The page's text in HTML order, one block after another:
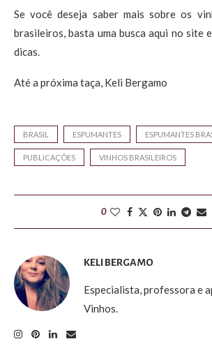
Se você deseja saber mais sobre os
brasileiros, basta uma busca aqui no site
dicas.
Até a próxima taça, Keli Bergamo
BRASIL ESPUMANTES ESPUMANTES
PUBLICAÇÕES VINHOS BRASILEIROS
0
KELI BERGAMO
Especialista, professora e
Vinhos.